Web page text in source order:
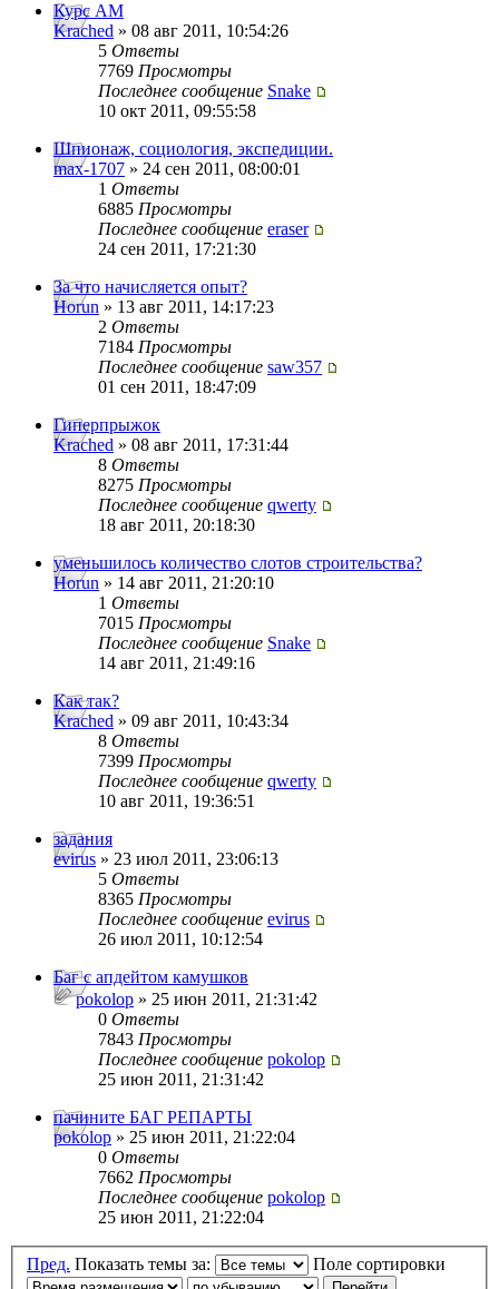
Курс AM
Krached » 08 авг 2011, 10:54:26
5 Ответы
7769 Просмотры
Последнее сообщение Snake
10 окт 2011, 09:55:58
Шпионаж, социология, экспедиции.
max-1707 » 24 сен 2011, 08:00:01
1 Ответы
6885 Просмотры
Последнее сообщение eraser
24 сен 2011, 17:21:30
За что начисляется опыт?
Horun » 13 авг 2011, 14:17:23
2 Ответы
7184 Просмотры
Последнее сообщение saw357
01 сен 2011, 18:47:09
Гиперпрыжок
Krached » 08 авг 2011, 17:31:44
8 Ответы
8275 Просмотры
Последнее сообщение qwerty
18 авг 2011, 20:18:30
уменьшилось количество слотов строительства?
Horun » 14 авг 2011, 21:20:10
1 Ответы
7015 Просмотры
Последнее сообщение Snake
14 авг 2011, 21:49:16
Как так?
Krached » 09 авг 2011, 10:43:34
8 Ответы
7399 Просмотры
Последнее сообщение qwerty
10 авг 2011, 19:36:51
задания
evirus » 23 июл 2011, 23:06:13
5 Ответы
8365 Просмотры
Последнее сообщение evirus
26 июл 2011, 10:12:54
Баг с апдейтом камушков
pokolop » 25 июн 2011, 21:31:42
0 Ответы
7843 Просмотры
Последнее сообщение pokolop
25 июн 2011, 21:31:42
пачините БАГ РЕПАРТЫ
pokolop » 25 июн 2011, 21:22:04
0 Ответы
7662 Просмотры
Последнее сообщение pokolop
25 июн 2011, 21:22:04
Пред. Показать темы за: Поле сортировки